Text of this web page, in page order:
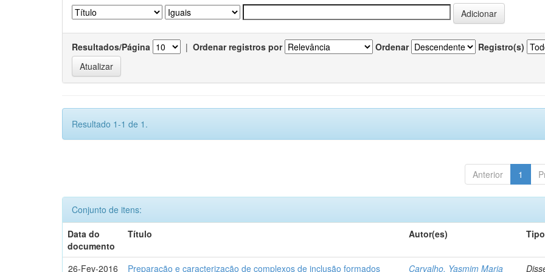
Resultados/Página | Ordenar registros por Ordenar Registro(s)
Resultado 1-1 de 1.
Anterior 1
Conjunto de itens:
Data do
documento
Título Autor(es) Tipo
26-Fev-2016 Preparação e caracterização de complexos de inclusão formados Carvalho, Yasmim Maria